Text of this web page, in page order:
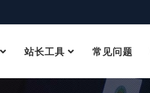
站长工具 常见问题